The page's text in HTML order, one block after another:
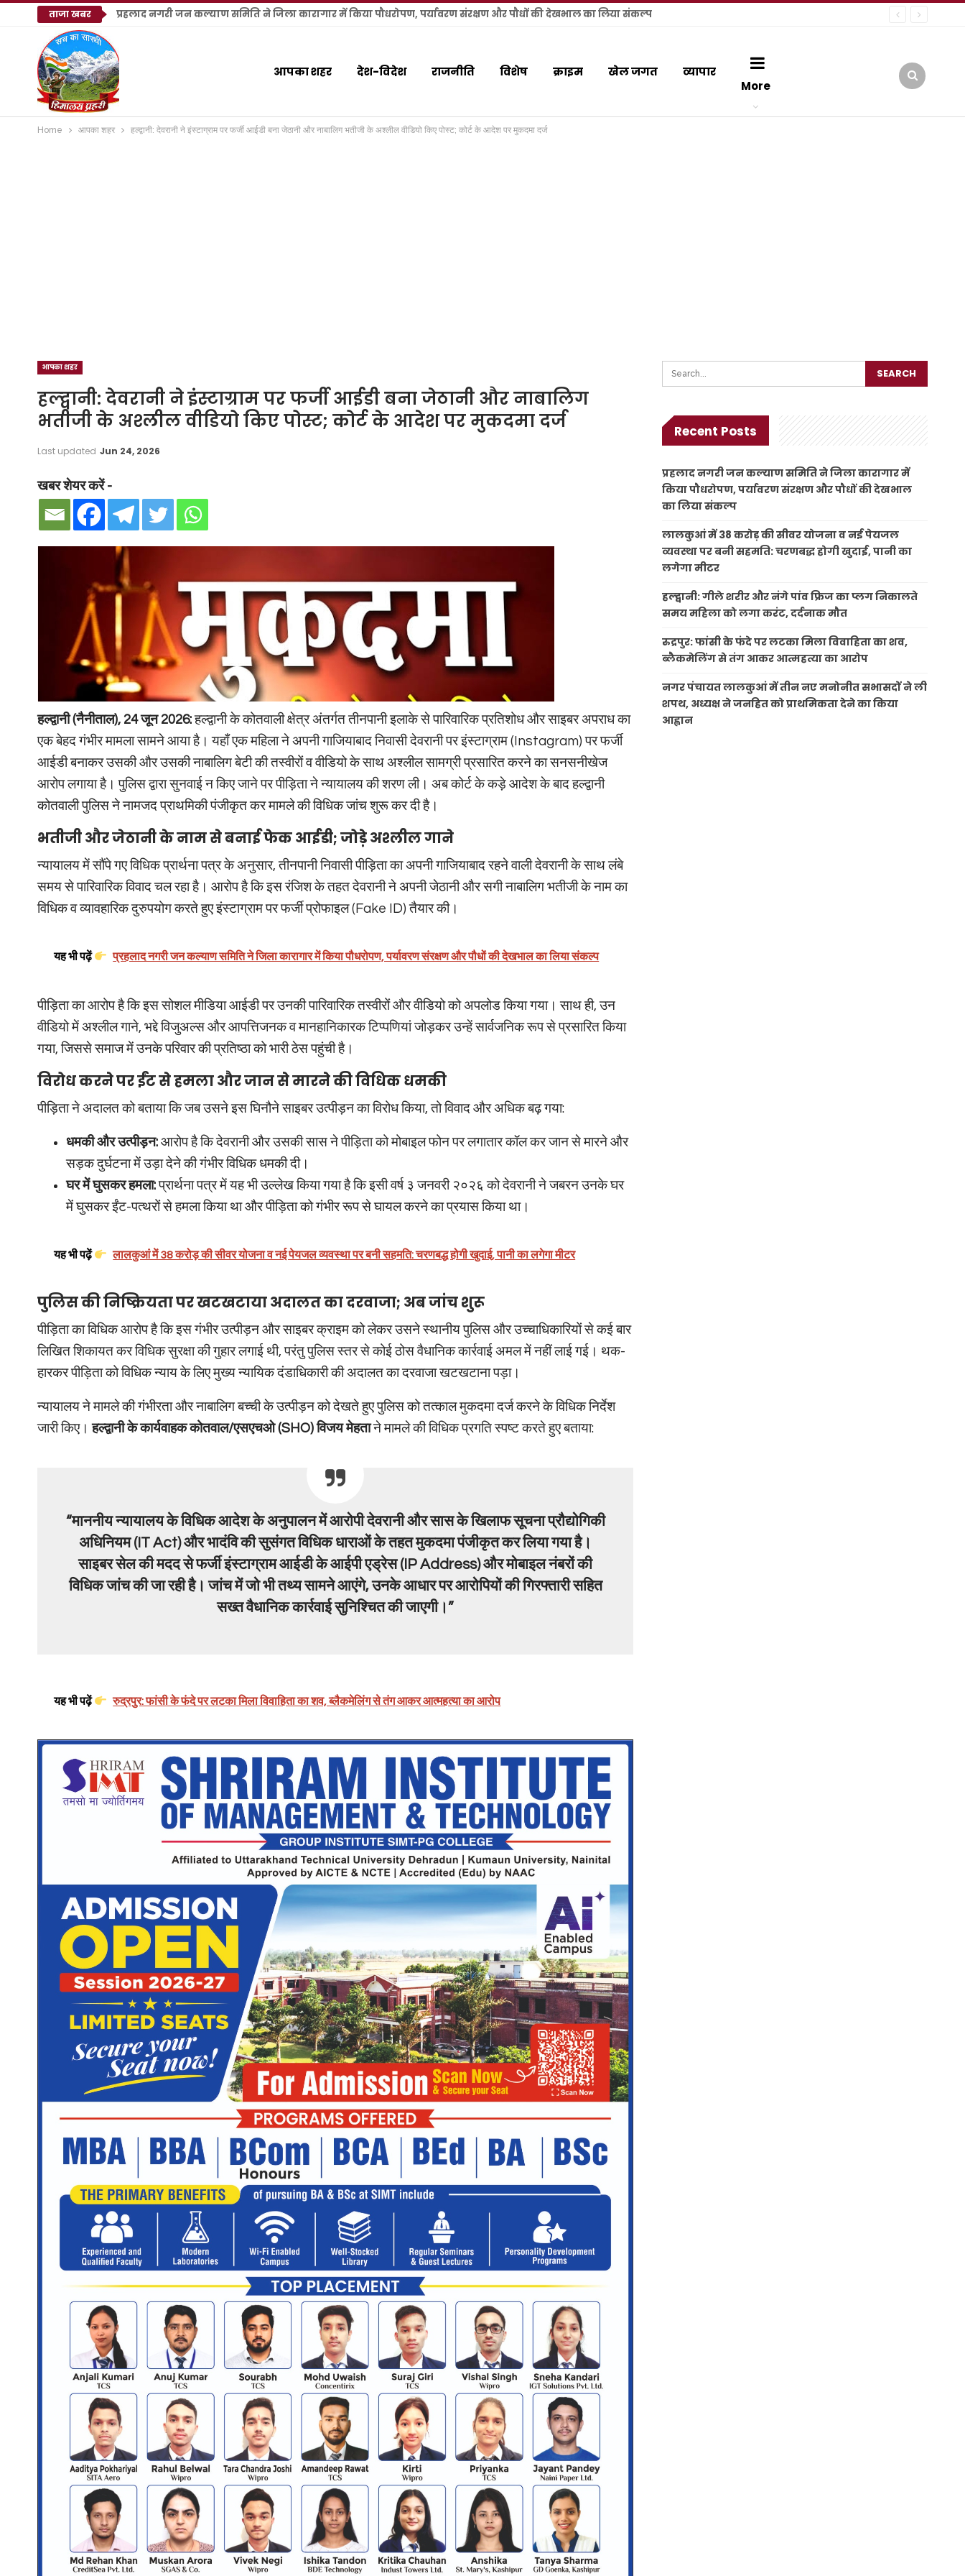
ताजा खबर प्रहलाद नगरी जन कल्याण समिति ने जिला कारागार में किया पौधरोपण, पर्यावरण संरक्षण और पौधों की देखभाल का लिया संकल्प
आपका शहर देश-विदेश राजनीति विशेष क्राइम खेल जगत
व्यापार
More
Home आपका शहर हल्द्वानी: देवरानी ने इंस्टाग्राम पर फर्जी आईडी बना जेठानी और नाबालिग भतीजी के अश्लील वीडियो किए पोस्ट; कोर्ट के आदेश पर मुकदमा दर्ज
आपका शहर
हल्द्वानी: देवरानी ने इंस्टाग्राम पर फर्जी आईडी बना जेठानी और नाबालिग
भतीजी के अश्लील वीडियो किए पोस्ट; कोर्ट के आदेश पर मुकदमा दर्ज
Last updated Jun 24, 2026
खबर शेयर करें -
हल्द्वानी (नैनीताल), 24 जून 2026:हल्द्वानी के कोतवाली क्षेत्र अंतर्गत तीनपानी इलाके से पारिवारिक प्रतिशोध और साइबर अपराध का
एक बेहद गंभीर मामला सामने आया है। यहाँ एक महिला ने अपनी गाजियाबाद निवासी देवरानी पर इंस्टाग्राम (Instagram) पर फर्जी
आईडी बनाकर उसकी और उसकी नाबालिग बेटी की तस्वीरों व वीडियो के साथ अश्लील सामग्री प्रसारित करने का सनसनीखेज
आरोप लगाया है। पुलिस द्वारा सुनवाई न किए जाने पर पीड़िता ने न्यायालय की शरण ली। अब कोर्ट के कड़े आदेश के बाद हल्द्वानी
कोतवाली पुलिस ने नामजद प्राथमिकी पंजीकृत कर मामले की विधिक जांच शुरू कर दी है।
भतीजी और जेठानी के नाम से बनाई फेक आईडी; जोड़े अश्लील गाने
न्यायालय में सौंपे गए विधिक प्रार्थना पत्र के अनुसार, तीनपानी निवासी पीड़िता का अपनी गाजियाबाद रहने वाली देवरानी के साथ लंबे
समय से पारिवारिक विवाद चल रहा है। आरोप है कि इस रंजिश के तहत देवरानी ने अपनी जेठानी और सगी नाबालिग भतीजी के नाम का
विधिक व व्यावहारिक दुरुपयोग करते हुए इंस्टाग्राम पर फर्जी प्रोफाइल (Fake ID) तैयार की।
यह भी पढ़ें प्रहलाद नगरी जन कल्याण समिति ने जिला कारागार में किया पौधरोपण, पर्यावरण संरक्षण और पौधों की देखभाल का लिया संकल्प
पीड़िता का आरोप है कि इस सोशल मीडिया आईडी पर उनकी पारिवारिक तस्वीरों और वीडियो को अपलोड किया गया। साथ ही, उन
वीडियो में अश्लील गाने, भद्दे विजुअल्स और आपत्तिजनक व मानहानिकारक टिप्पणियां जोड़कर उन्हें सार्वजनिक रूप से प्रसारित किया
गया, जिससे समाज में उनके परिवार की प्रतिष्ठा को भारी ठेस पहुंची है।
विरोध करने पर ईंट से हमला और जान से मारने की विधिक धमकी
पीड़िता ने अदालत को बताया कि जब उसने इस घिनौने साइबर उत्पीड़न का विरोध किया, तो विवाद और अधिक बढ़ गया:
धमकी और उत्पीड़न: आरोप है कि देवरानी और उसकी सास ने पीड़िता को मोबाइल फोन पर लगातार कॉल कर जान से मारने और
सड़क दुर्घटना में उड़ा देने की गंभीर विधिक धमकी दी।
घर में घुसकर हमला:प्रार्थना पत्र में यह भी उल्लेख किया गया है कि इसी वर्ष ३ जनवरी २०२६ को देवरानी ने जबरन उनके घर
में घुसकर ईंट-पत्थरों से हमला किया था और पीड़िता को गंभीर रूप से घायल करने का प्रयास किया था।
यह भी पढ़ें लालकुआं में 38 करोड़ की सीवर योजना व नई पेयजल व्यवस्था पर बनी सहमति: चरणबद्ध होगी खुदाई, पानी का लगेगा मीटर
पुलिस की निष्क्रियता पर खटखटाया अदालत का दरवाजा; अब जांच शुरू
पीड़िता का विधिक आरोप है कि इस गंभीर उत्पीड़न और साइबर क्राइम को लेकर उसने स्थानीय पुलिस और उच्चाधिकारियों से कई बार
लिखित शिकायत कर विधिक सुरक्षा की गुहार लगाई थी, परंतु पुलिस स्तर से कोई ठोस वैधानिक कार्रवाई अमल में नहीं लाई गई। थक-
हारकर पीड़िता को विधिक न्याय के लिए मुख्य न्यायिक दंडाधिकारी की अदालत का दरवाजा खटखटाना पड़ा।
न्यायालय ने मामले की गंभीरता और नाबालिग बच्ची के उत्पीड़न को देखते हुए पुलिस को तत्काल मुकदमा दर्ज करने के विधिक निर्देश
जारी किए।हल्द्वानी के कार्यवाहक कोतवाल/एसएचओ (SHO) विजय मेहताने मामले की विधिक प्रगति स्पष्ट करते हुए बताया:
“माननीय न्यायालय के विधिक आदेश के अनुपालन में आरोपी देवरानी और सास के खिलाफ सूचना प्रौद्योगिकी
अधिनियम (IT Act) और भादंवि की सुसंगत विधिक धाराओं के तहत मुकदमा पंजीकृत कर लिया गया है।
साइबर सेल की मदद से फर्जी इंस्टाग्राम आईडी के आईपी एड्रेस (IP Address) और मोबाइल नंबरों की
विधिक जांच की जा रही है। जांच में जो भी तथ्य सामने आएंगे, उनके आधार पर आरोपियों की गिरफ्तारी सहित
सख्त वैधानिक कार्रवाई सुनिश्चित की जाएगी।”
यह भी पढ़ें रुद्रपुर: फांसी के फंदे पर लटका मिला विवाहिता का शव, ब्लैकमेलिंग से तंग आकर आत्महत्या का आरोप
Recent Posts
प्रहलाद नगरी जन कल्याण समिति ने जिला कारागार में
किया पौधरोपण, पर्यावरण संरक्षण और पौधों की देखभाल
का लिया संकल्प
लालकुआं में 38 करोड़ की सीवर योजना व नई पेयजल
व्यवस्था पर बनी सहमति: चरणबद्ध होगी खुदाई, पानी का
लगेगा मीटर
हल्द्वानी: गीले शरीर और नंगे पांव फ्रिज का प्लग निकालते
समय महिला को लगा करंट, दर्दनाक मौत
रुद्रपुर: फांसी के फंदे पर लटका मिला विवाहिता का शव,
ब्लैकमेलिंग से तंग आकर आत्महत्या का आरोप
नगर पंचायत लालकुआं में तीन नए मनोनीत सभासदों ने ली
शपथ, अध्यक्ष ने जनहित को प्राथमिकता देने का किया
आह्वान